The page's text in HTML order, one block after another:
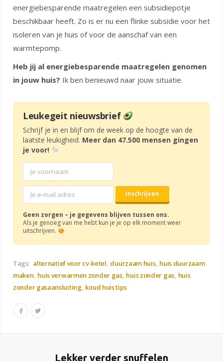
energiebesparende maatregelen een subsidiepotje
beschikbaar heeft. Zo is er nu een flinke subsidie voor het
isoleren van je huis of voor de aanschaf van een
warmtepomp.
Heb jij al energiebesparende maatregelen genomen
in jouw huis? Ik ben benieuwd naar jouw situatie.
Leukegeit nieuwsbrief
Schrijf je in en blijf om de week op de hoogte van de
laatste leukigheid. Meer dan 47.500 mensen gingen
je voor!
Geen zorgen – je gegevens blijven tussen ons.
Als je genoeg van me hebt kun je je op elk moment weer
uitschrijven.
Tags: alternatief voor cv-ketel duurzaam huis huis duurzaam
maken huis verwarmen zonder gas huis zonder gas huis
zonder gasaansluiting koud huis tips
Lekker verder snuffelen